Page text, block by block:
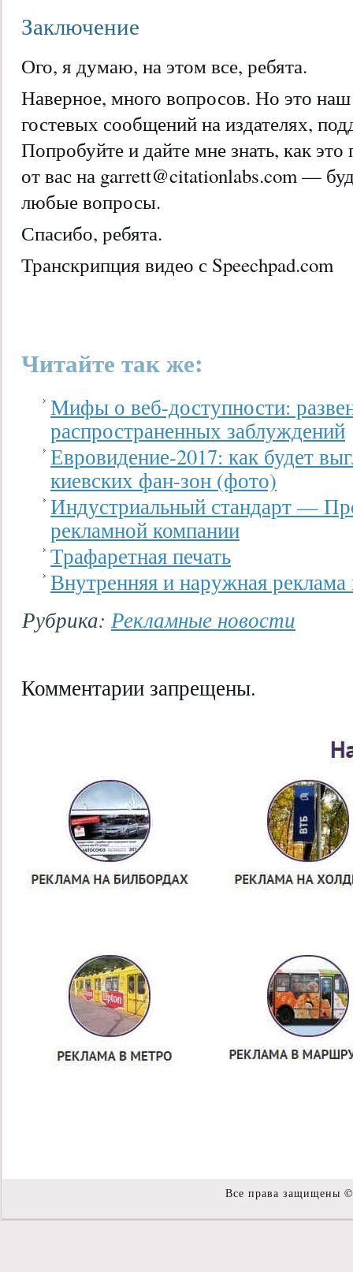
Заключение
Ого, я думаю, на этом все, ребята.
Наверное, много вопросов. Но это
гостевых сообщений на издателях,
Попробуйте и дайте мне знать, как
от вас на garrett@citationlabs.com —
любые вопросы.
Спасибо, ребята.
Транскрипция видео с Speechpad.com
Читайте так же:
Мифы о веб-доступности:
распространенных заблуждений
Евровидение-2017: как будет
киевских фан-зон (фото)
Индустриальный стандарт —
рекламной компании
Трафаретная печать
Внутренняя и наружная
Рубрика: Рекламные новости
Комментарии запрещены.
Все права защищены